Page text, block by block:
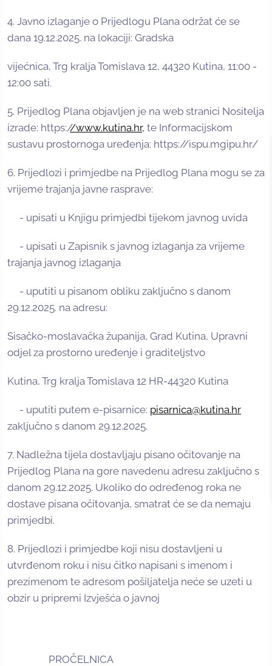
4. Javno izlaganje o Prijedlogu Plana održat će se
dana 19.12.2025. na lokaciji: Gradska
vijećnica, Trg kralja Tomislava 12, 44320 Kutina, 11:00 -
12:00 sati.
5. Prijedlog Plana objavljen je na web stranici Nositelja
izrade: https://www.kutina.hr, te Informacijskom
sustavu prostornoga uređenja: https://ispu.mgipu.hr/
6. Prijedlozi i primjedbe na Prijedlog Plana mogu se za
vrijeme trajanja javne rasprave:
- upisati u Knjigu primjedbi tijekom javnog uvida
- upisati u Zapisnik s javnog izlaganja za vrijeme
trajanja javnog izlaganja
- uputiti u pisanom obliku zaključno s danom
29.12.2025. na adresu:
Sisačko-moslavačka županija, Grad Kutina, Upravni
odjel za prostorno uređenje i graditeljstvo
Kutina, Trg kralja Tomislava 12 HR-44320 Kutina
- uputiti putem e-pisarnice: pisarnica@kutina.hr
zaključno s danom 29.12.2025.
7. Nadležna tijela dostavljaju pisano očitovanje na
Prijedlog Plana na gore navedenu adresu zaključno s
danom 29.12.2025. Ukoliko do određenog roka ne
dostave pisana očitovanja, smatrat će se da nemaju
primjedbi.
8. Prijedlozi i primjedbe koji nisu dostavljeni u
utvrđenom roku i nisu čitko napisani s imenom i
prezimenom te adresom pošiljatelja neće se uzeti u
obzir u pripremi Izvješća o javnoj
PROČELNICA